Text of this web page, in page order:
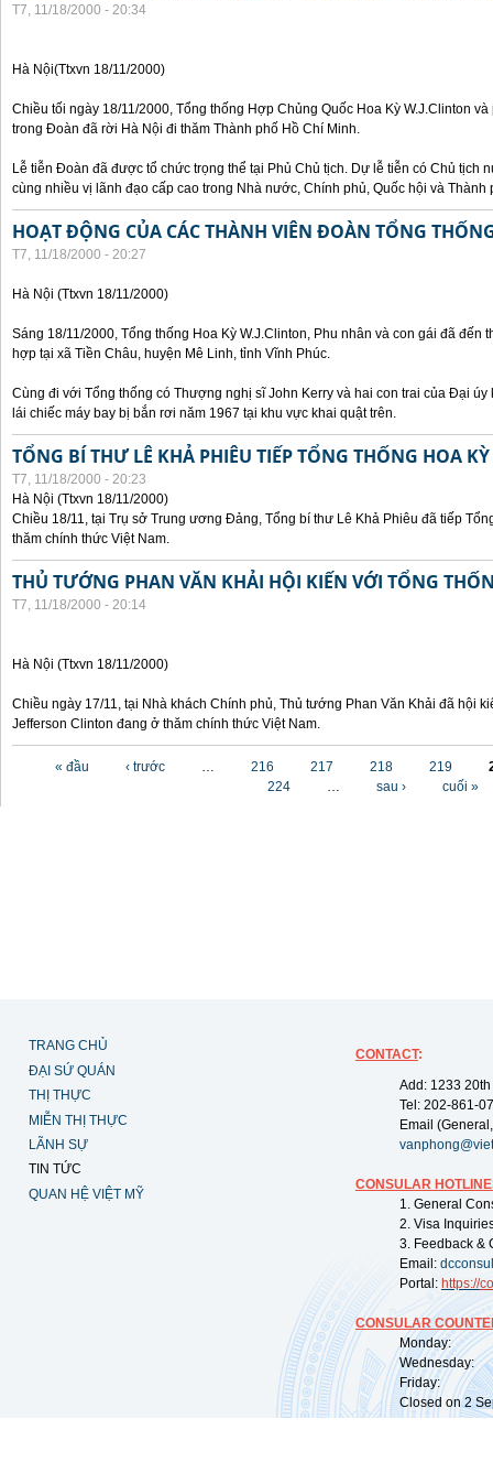
T7, 11/18/2000 - 20:34
Hà Nội(Ttxvn 18/11/2000)
Chiều tối ngày 18/11/2000, Tổng thống Hợp Chủng Quốc Hoa Kỳ W.J.Clinton
trong Đoàn đã rời Hà Nội đi thăm Thành phố Hồ Chí Minh.
Lễ tiễn Đoàn đã được tổ chức trọng thể tại Phủ Chủ tịch. Dự lễ tiễn có Chủ tịch
cùng nhiều vị lãnh đạo cấp cao trong Nhà nước, Chính phủ, Quốc hội và Thành
HOẠT ĐỘNG CỦA CÁC THÀNH VIÊN ĐOÀN TỔNG
T7, 11/18/2000 - 20:27
Hà Nội (Ttxvn 18/11/2000)
Sáng 18/11/2000, Tổng thống Hoa Kỳ W.J.Clinton, Phu nhân và con gái đã đến
hợp tại xã Tiền Châu, huyện Mê Linh, tỉnh Vĩnh Phúc.
Cùng đi với Tổng thống có Thượng nghị sĩ John Kerry và hai con trai của Đại
lái chiếc máy bay bị bắn rơi năm 1967 tại khu vực khai quật trên.
TỔNG BÍ THƯ LÊ KHẢ PHIÊU TIẾP TỔNG THỐNG HOA
T7, 11/18/2000 - 20:23
Hà Nội (Ttxvn 18/11/2000)
Chiều 18/11, tại Trụ sở Trung ương Đảng, Tổng bí thư Lê Khả Phiêu đã tiếp
thăm chính thức Việt Nam.
THỦ TƯỚNG PHAN VĂN KHẢI HỘI KIẾN VỚI TỔNG
T7, 11/18/2000 - 20:14
Hà Nội (Ttxvn 18/11/2000)
Chiều ngày 17/11, tại Nhà khách Chính phủ, Thủ tướng Phan Văn Khải đã hội
Jefferson Clinton đang ở thăm chính thức Việt Nam.
« đầu ‹ trước … 216 217 218 219
224
… sau › cuối »
TRANG CHỦ
ĐẠI SỨ QUÁN
THỊ THỰC
MIỄN THỊ THỰC
LÃNH SỰ
TIN TỨC
QUAN HỆ VIỆT MỸ
CONTACT:
Add: 1233
Tel: 202-861-
Email
CONSULAR
1. General
2. Visa
3. Feedback &
Email:
Portal: https://
CONSULAR
Monday:
Wednesday:
Friday:
Closed on 2